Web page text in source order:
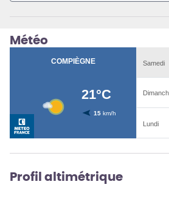
Météo
Profil altimétrique